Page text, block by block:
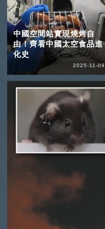
中國空間站實現燒烤自
由！齊看中國太空食品進
化史
2025-11-09